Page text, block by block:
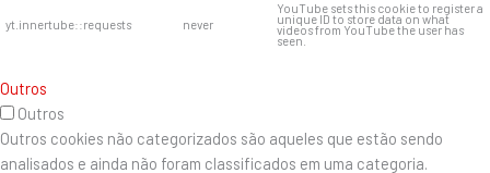
yt.innertube::requests never
YouTube sets this cookie to register a
unique ID to store data on what
videos from YouTube the user has
seen.
Outros
Outros
Outros cookies não categorizados são aqueles que estão sendo
analisados ​​e ainda não foram classificados em uma categoria.